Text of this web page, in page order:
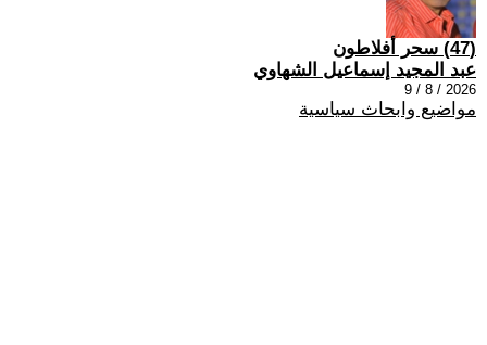
(47) سحر أفلاطون
عبد المجيد إسماعيل الشهاوي
2026 / 8 / 9
مواضيع وابحاث سياسية